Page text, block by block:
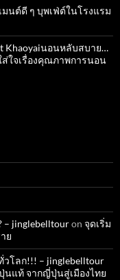
นต์ดี ๆ บุพเฟ่ต์ในโรงแรม
Khaoyaiนอนหลับสบาย…
ใจเรื่องคุณภาพการนอน
– jinglebelltouron จุดเริ่ม
ย
โลก!!! – jinglebelltour
นแท้ จากญี่ปุ่นสู่เมืองไทย